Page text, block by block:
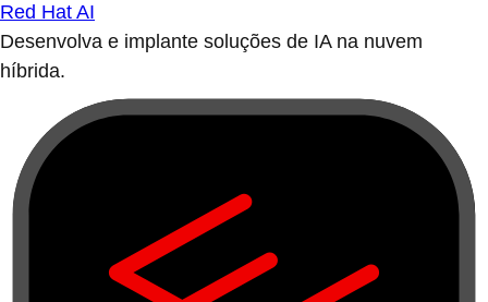
Red Hat AI
Desenvolva e implante soluções de IA na nuvem
híbrida.